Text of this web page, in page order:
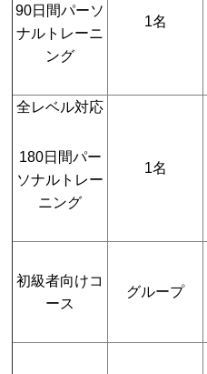
90日間パーソ
ナルトレーニ
ング
1名
全レベル対応
180日間パー
ソナルトレー
ニング
1名
初級者向けコ
ース
グループ